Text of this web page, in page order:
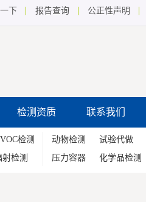
下 报告查询 公正性声明
检测资质 联系我们
VOC检测
射检测
动物检测 试验代做
压力容器
化学品检测